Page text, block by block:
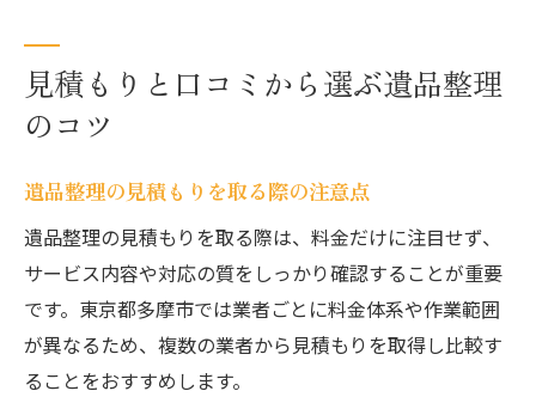
見積もりと口コミから選ぶ遺品整理
のコツ
遺品整理の見積もりを取る際の注意点
遺品整理の見積もりを取る際は、料金だけに注目せず、
サービス内容や対応の質をしっかり確認することが重要
です。東京都多摩市では業者ごとに料金体系や作業範囲
が異なるため、複数の業者から見積もりを取得し比較す
ることをおすすめします。